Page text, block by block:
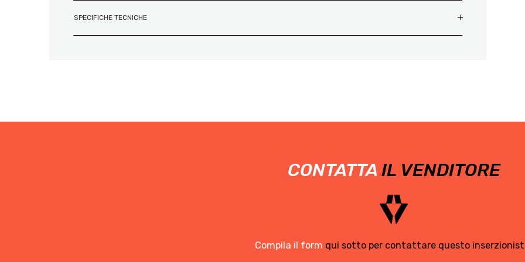
SPECIFICHE TECNICHE
CONTATTA IL VENDITORE
Compila il form qui sotto per contattare questo